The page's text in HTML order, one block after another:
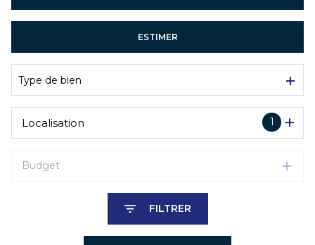
Entreprises
Entreprises
ESTIMER
Type de bien
1
Localisation
Budget
FILTRER